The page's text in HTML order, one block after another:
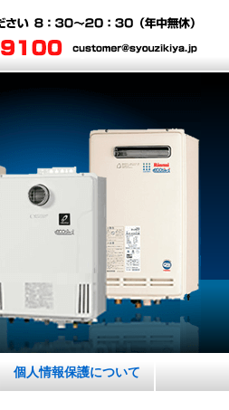
個人情報保護について